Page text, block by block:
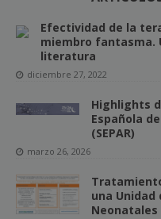
Efectividad de la
miembro fantasma.
literatura
diciembre 27, 2022
Highlights
Española
(SEPAR)
marzo 26, 2026
una Unidad